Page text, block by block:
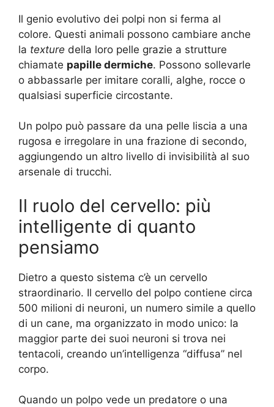
Il genio evolutivo dei polpi non si ferma al
colore. Questi animali possono cambiare anche
la texture della loro pelle grazie a strutture
chiamate papille dermiche. Possono sollevarle
o abbassarle per imitare coralli, alghe, rocce o
qualsiasi superficie circostante.
Un polpo può passare da una pelle liscia a una
rugosa e irregolare in una frazione di secondo,
aggiungendo un altro livello di invisibilità al suo
arsenale di trucchi.
Il ruolo del cervello: più
intelligente di quanto
pensiamo
Dietro a questo sistema c’è un cervello
straordinario. Il cervello del polpo contiene circa
500 milioni di neuroni, un numero simile a quello
di un cane, ma organizzato in modo unico: la
maggior parte dei suoi neuroni si trova nei
tentacoli, creando un’intelligenza “diffusa” nel
corpo.
Quando un polpo vede un predatore o una